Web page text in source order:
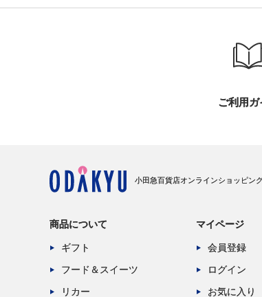
ご利用ガ
小田急百貨店オンラインショッピン
商品について
ギフト
フード＆スイーツ
リカー
マイページ
会員登録
ログイン
お気に入り